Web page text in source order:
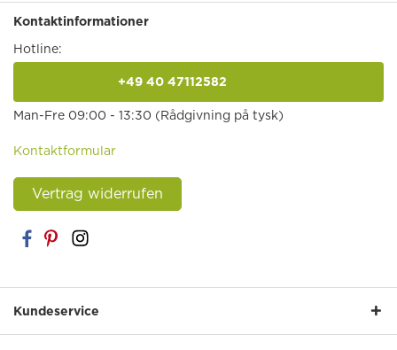
Kontaktinformationer
Hotline:
+49 40 47112582
Man-Fre 09:00 - 13:30 (Rådgivning på tysk)
Kontaktformular
Vertrag widerrufen
Kundeservice